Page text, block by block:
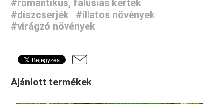
#romantikus, falusias kertek
#díszcserjék
#illatos növények
#virágzó növények
Ajánlott termékek